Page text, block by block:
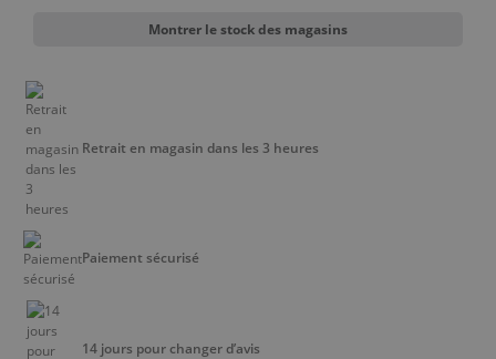
Montrer le stock des magasins
Retrait en magasin dans les 3 heures
Paiement sécurisé
14 jours pour changer d’avis